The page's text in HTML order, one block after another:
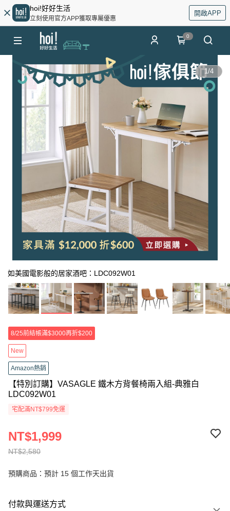
hoi!好好生活
立刻使用官方APP獲取專屬優惠
開啟APP
0
1/4
如美國電影般的居家酒吧：LDC092W01
8/25前結帳滿$3000再折$200
New
Amazon熱銷
【特別訂購】VASAGLE 鐵木方背餐椅兩入組-典雅白
LDC092W01
宅配滿NT$799免運
NT$2,580
NT$1,999
預購商品：預計 15 個工作天出貨
付款與運送方式